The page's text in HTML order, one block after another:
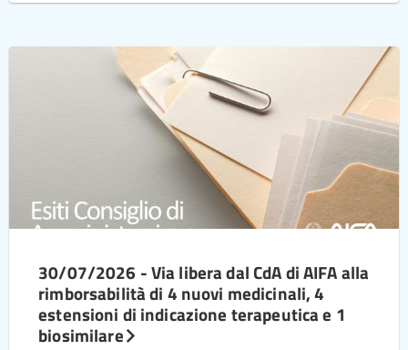
30/07/2026 - Via libera dal CdA di AIFA alla
rimborsabilità di 4 nuovi medicinali, 4
estensioni di indicazione terapeutica e 1
biosimilare